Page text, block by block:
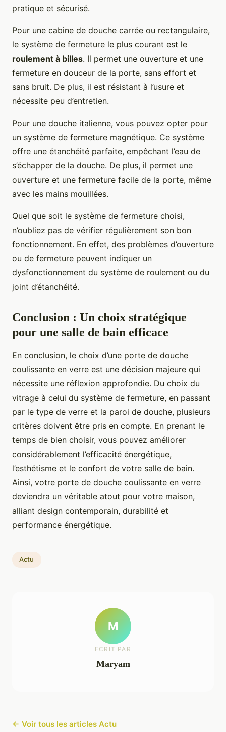
pratique et sécurisé.
Pour une cabine de douche carrée ou rectangulaire,
le système de fermeture le plus courant est le
roulement à billes. Il permet une ouverture et une
fermeture en douceur de la porte, sans effort et
sans bruit. De plus, il est résistant à l’usure et
nécessite peu d’entretien.
Pour une douche italienne, vous pouvez opter pour
un système de fermeture magnétique. Ce système
offre une étanchéité parfaite, empêchant l’eau de
s’échapper de la douche. De plus, il permet une
ouverture et une fermeture facile de la porte, même
avec les mains mouillées.
Quel que soit le système de fermeture choisi,
n’oubliez pas de vérifier régulièrement son bon
fonctionnement. En effet, des problèmes d’ouverture
ou de fermeture peuvent indiquer un
dysfonctionnement du système de roulement ou du
joint d’étanchéité.
Conclusion : Un choix stratégique
pour une salle de bain efficace
En conclusion, le choix d’une porte de douche
coulissante en verre est une décision majeure qui
nécessite une réflexion approfondie. Du choix du
vitrage à celui du système de fermeture, en passant
par le type de verre et la paroi de douche, plusieurs
critères doivent être pris en compte. En prenant le
temps de bien choisir, vous pouvez améliorer
considérablement l’efficacité énergétique,
l’esthétisme et le confort de votre salle de bain.
Ainsi, votre porte de douche coulissante en verre
deviendra un véritable atout pour votre maison,
alliant design contemporain, durabilité et
performance énergétique.
Actu
M
ECRIT PAR
Maryam
← Voir tous les articles Actu